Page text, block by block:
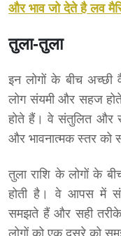
और भाव जो देते है लव
तुला-तुला
इन लोगों के बीच अच्छी
लोग संयमी और सहज
होते हैं। वे संतुलित और
और भावनात्मक स्तर को
तुला राशि के लोगों के
होती है। वे आपस में
समझते हैं और सही
लोगों को एक दूसरे को